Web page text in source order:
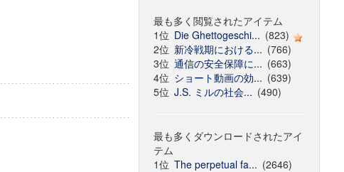
最も多く閲覧されたアイテム
1位 Die Ghettogeschi... (823)
2位 新冷戦期における... (766)
3位 通信の安全保障に... (663)
4位 ショート動画の効... (639)
5位 J.S. ミルの社会... (490)
最も多くダウンロードされたアイ
テム
1位 The perpetual fa... (2646)